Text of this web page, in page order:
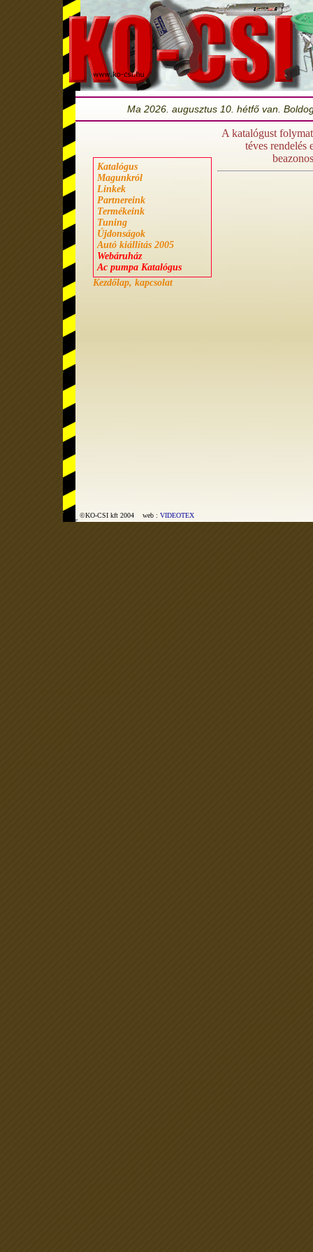
Ma 2026. augusztus 10. hétfő van.
Katalógus
Magunkról
Linkek
Partnereink
Termékeink
Tuning
Újdonságok
Autó kiállítás 2005
Webáruház
Ac pumpa Katalógus
Kezdőlap, kapcsolat
A katalógust
téves rendelés
©KO-CSI kft 2004 web : VIDEOTEX